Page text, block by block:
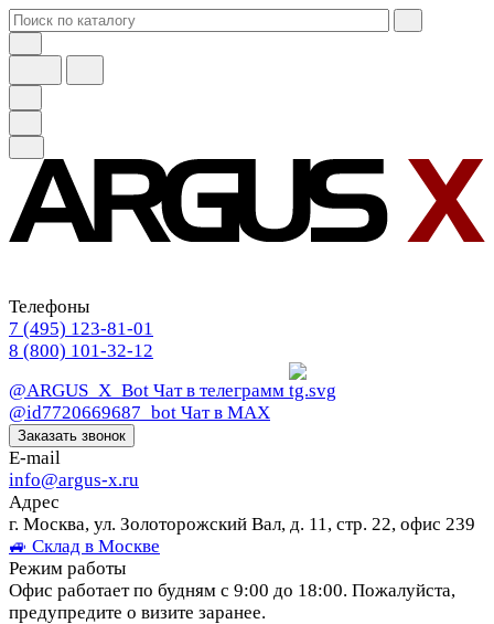
Телефоны
7 (495) 123-81-01
8 (800) 101-32-12
@ARGUS_X_Bot Чат в телеграмм
@id7720669687_bot Чат в МАХ
Заказать звонок
E-mail
info@argus-x.ru
Адрес
г. Москва, ул. Золоторожский Вал, д. 11, стр. 22, офис 239
🚙 Склад в Москве
Режим работы
Офис работает по будням с 9:00 до 18:00. Пожалуйста,
предупредите о визите заранее.